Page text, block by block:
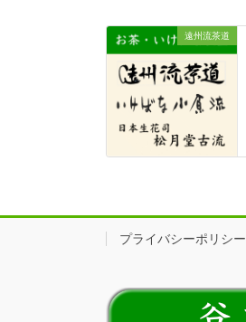
遠州流茶道
プライバシーポリシー